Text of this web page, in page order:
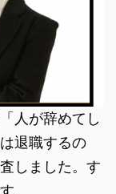
人が辞めてし
退職するの
しました。す
。